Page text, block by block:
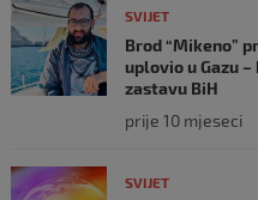
SVIJET
Brod “Mikeno”
uplovio u Gazu
zastavu BiH
prije 10 mjeseci
SVIJET